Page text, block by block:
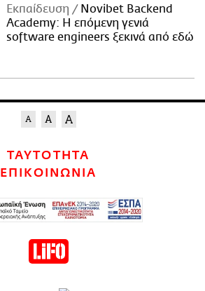
Εκπαίδευση
Novibet Backend
Academy: Η επόμενη γενιά
software engineers ξεκινά από εδώ
ΤΑΥΤΟΤΗΤΑ
ΕΠΙΚΟΙΝΩΝΙΑ